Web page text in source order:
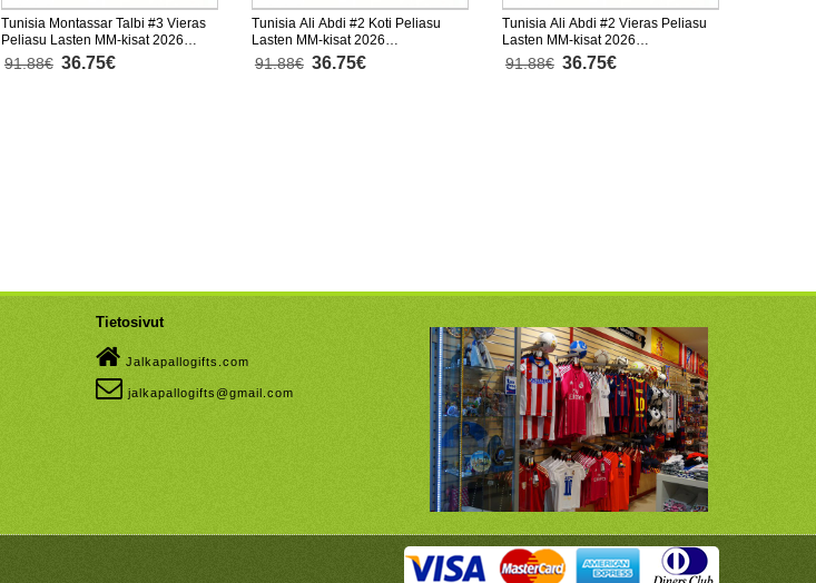
Tunisia Montassar Talbi #3 Vieras
Peliasu Lasten MM-kisat 2026
Lyhythihainen (+ Lyhyet housut)
91.88€ 36.75€
Tunisia Ali Abdi #2 Koti Peliasu
Lasten MM-kisat 2026
Lyhythihainen (+ Lyhyet housut)
91.88€ 36.75€
Tunisia Ali Abdi #2 Vieras Peliasu
Lasten MM-kisat 2026
Lyhythihainen (+ Lyhyet housut)
91.88€ 36.75€
Tietosivut
Jalkapallogifts.com
jalkapallogifts@gmail.com